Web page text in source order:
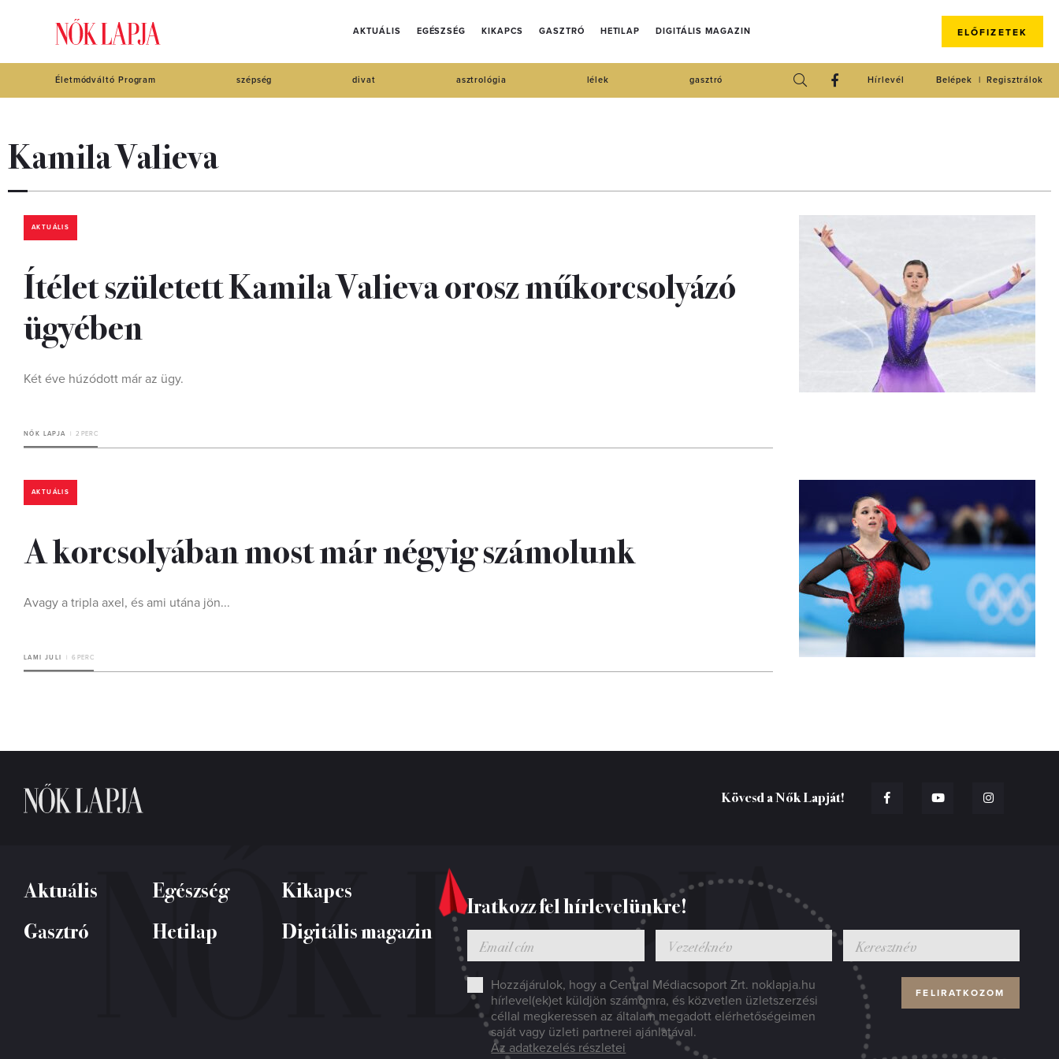
AKTUÁLIS EGÉSZSÉG KIKAPCS GASZTRÓ HETILAP DIGITÁLIS MAGAZIN ELŐFIZETEK
Életmódváltó Program szépség divat asztrológia lélek gasztró Regisztrálok
Belépek
Hírlevél
Kamila Valieva
AKTUÁLIS
Ítélet született Kamila Valieva orosz műkorcsolyázó
ügyében
Két éve húzódott már az ügy.
NŐK LAPJA 2 PERC
AKTUÁLIS
A korcsolyában most már négyig számolunk
Avagy a tripla axel, és ami utána jön...
LAMI JULI 6 PERC
Kövesd a Nők Lapját!
Aktuális Egészség
Kikapcs
Gasztró
Hetilap Digitális magazin
Iratkozz fel hírlevelünkre!
Hozzájárulok, hogy a Central Médiacsoport Zrt. noklapja.hu
hírlevel(ek)et küldjön számomra, és közvetlen üzletszerzési
céllal megkeressen az általam megadott elérhetőségeimen
saját vagy üzleti partnerei ajánlatával.
Az adatkezelés részletei